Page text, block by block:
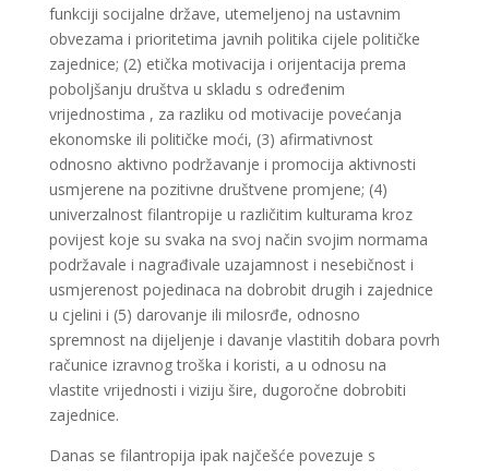
funkciji socijalne države, utemeljenoj na ustavnim
obvezama i prioritetima javnih politika cijele političke
zajednice; (2) etička motivacija i orijentacija prema
poboljšanju društva u skladu s određenim
vrijednostima , za razliku od motivacije povećanja
ekonomske ili političke moći, (3) afirmativnost
odnosno aktivno podržavanje i promocija aktivnosti
usmjerene na pozitivne društvene promjene; (4)
univerzalnost filantropije u različitim kulturama kroz
povijest koje su svaka na svoj način svojim normama
podržavale i nagrađivale uzajamnost i nesebičnost i
usmjerenost pojedinaca na dobrobit drugih i zajednice
u cjelini i (5) darovanje ili milosrđe, odnosno
spremnost na dijeljenje i davanje vlastitih dobara povrh
računice izravnog troška i koristi, a u odnosu na
vlastite vrijednosti i viziju šire, dugoročne dobrobiti
zajednice.
Danas se filantropija ipak najčešće povezuje s